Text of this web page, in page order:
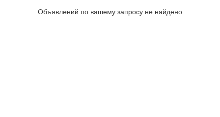
Объявлений по вашему запросу не найдено